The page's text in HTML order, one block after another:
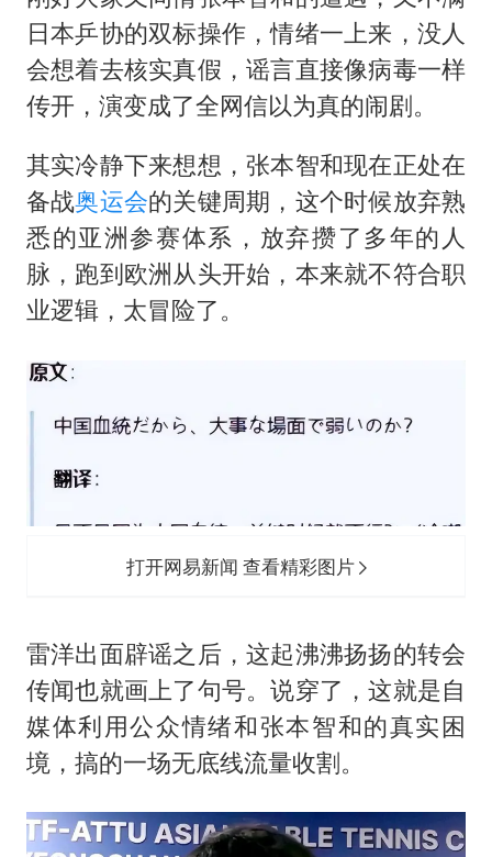
日本乒协的双标操作，情绪一上来，没人
会想着去核实真假，谣言直接像病毒一样
传开，演变成了全网信以为真的闹剧。
其实冷静下来想想，张本智和现在正处在
备战奥运会的关键周期，这个时候放弃熟
悉的亚洲参赛体系，放弃攒了多年的人
脉，跑到欧洲从头开始，本来就不符合职
业逻辑，太冒险了。
打开网易新闻 查看精彩图片
雷洋出面辟谣之后，这起沸沸扬扬的转会
传闻也就画上了句号。说穿了，这就是自
媒体利用公众情绪和张本智和的真实困
境，搞的一场无底线流量收割。